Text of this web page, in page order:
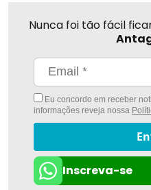
Nunca foi tão fácil
Eu concordo em receber
informações reveja nossa
Inscreva-se